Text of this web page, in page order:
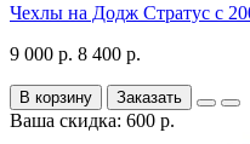
Чехлы на Додж Стратус с
9 000 р. 8 400 р.
В корзину Заказать
Ваша скидка: 600 р.